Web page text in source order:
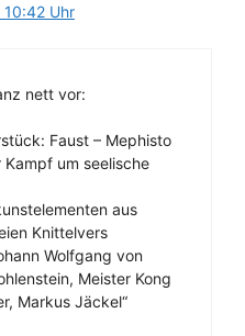
10:42 Uhr
nett vor:
Faust – Mephisto
um seelische
aus
Knittelvers
Wolfgang von
Meister Kong
Markus Jäckel“